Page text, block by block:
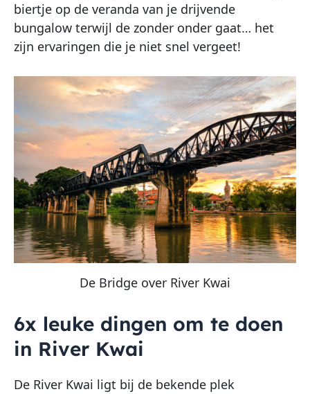
biertje op de veranda van je drijvende
bungalow terwijl de zonder onder gaat… het
zijn ervaringen die je niet snel vergeet!
De Bridge over River Kwai
6x leuke dingen om te doen
in River Kwai
De River Kwai ligt bij de bekende plek